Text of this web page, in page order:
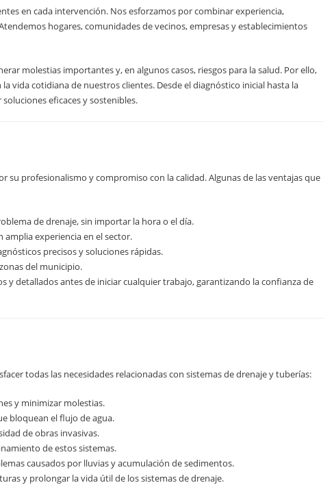
en cada intervención. Nos esforzamos por combinar experiencia,
hogares, comunidades de vecinos, empresas y establecimientos
molestias importantes y, en algunos casos, riesgos para la salud. Por ello,
vida cotidiana de nuestros clientes. Desde el diagnóstico inicial hasta la
eficaces y sostenibles.
su profesionalismo y compromiso con la calidad. Algunas de las ventajas que
de drenaje, sin importar la hora o el día.
experiencia en el sector.
precisos y soluciones rápidas.
del municipio.
y detallados antes de iniciar cualquier trabajo, garantizando la confianza de
todas las necesidades relacionadas con sistemas de drenaje y tuberías:
y minimizar molestias.
bloquean el flujo de agua.
de obras invasivas.
de estos sistemas.
causados por lluvias y acumulación de sedimentos.
y prolongar la vida útil de los sistemas de drenaje.